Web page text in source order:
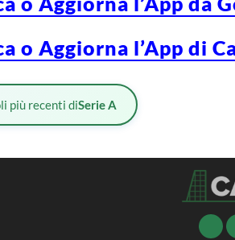
o Aggiorna l’App di
più recenti diSerie A